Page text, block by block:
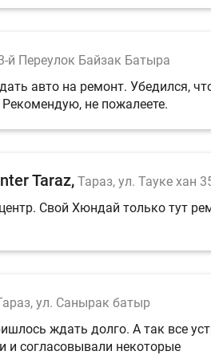
й Переулок Байзак Батыра
авто на ремонт. Убедился,
не пожалеете.
Taraz Тараз, ул. Тауке хан
Свой Хюндай только тут
ул. Санырак батыр
ждать долго. А так все
и согласовывали некоторые